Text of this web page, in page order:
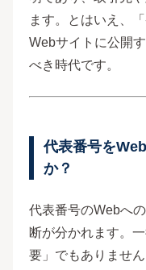
ます。とはいえ、
Webサイトに公開
べき時代です。
代表番号を
か？
代表番号のWebへ
断が分かれます。
要」でもありません